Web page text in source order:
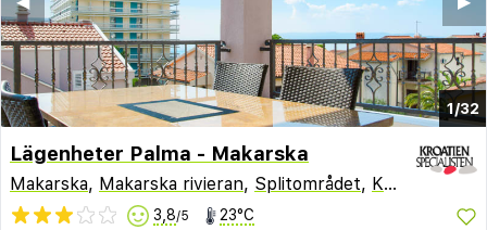
1/32
Lägenheter Palma - Makarska
Makarska, Makarska rivieran, Splitområdet, Kroatien
3,8/5 23°C